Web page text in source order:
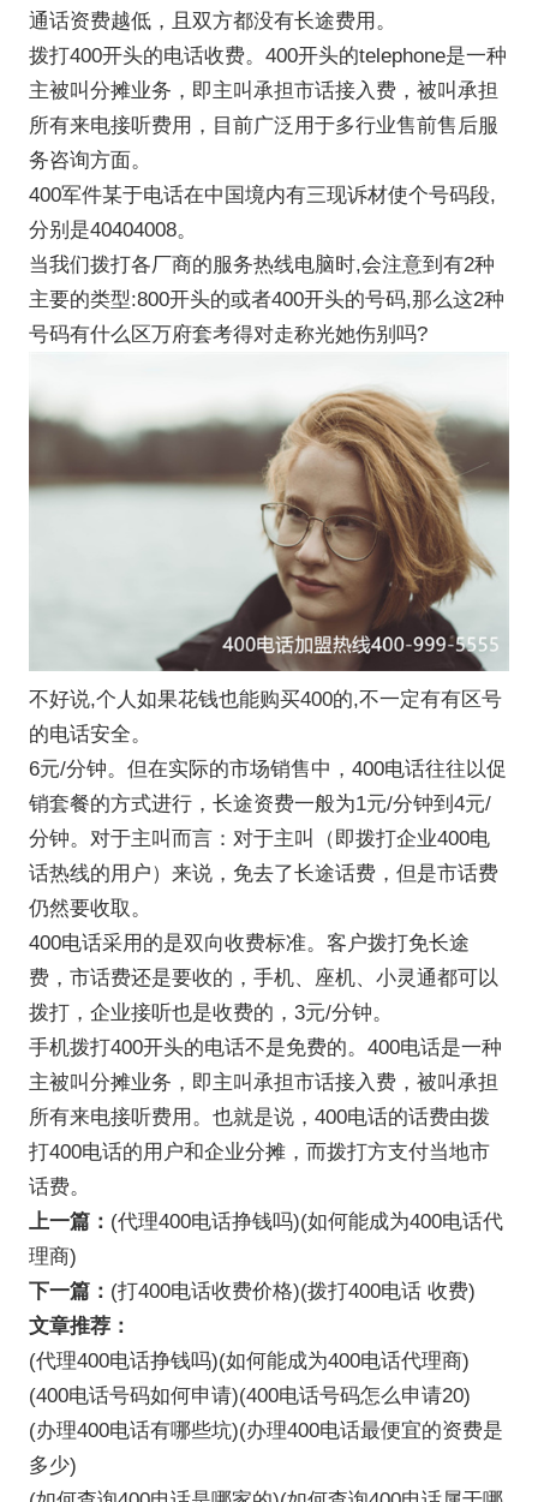
通话资费越低，且双方都没有长途费用。
拨打400开头的电话收费。400开头的telephone是一种
主被叫分摊业务，即主叫承担市话接入费，被叫承担
所有来电接听费用，目前广泛用于多行业售前售后服
务咨询方面。
400军件某于电话在中国境内有三现诉材使个号码段,
分别是40404008。
当我们拨打各厂商的服务热线电脑时,会注意到有2种
主要的类型:800开头的或者400开头的号码,那么这2种
号码有什么区万府套考得对走称光她伤别吗?
不好说,个人如果花钱也能购买400的,不一定有有区号
的电话安全。
6元/分钟。但在实际的市场销售中，400电话往往以促
销套餐的方式进行，长途资费一般为1元/分钟到4元/
分钟。对于主叫而言：对于主叫（即拨打企业400电
话热线的用户）来说，免去了长途话费，但是市话费
仍然要收取。
400电话采用的是双向收费标准。客户拨打免长途
费，市话费还是要收的，手机、座机、小灵通都可以
拨打，企业接听也是收费的，3元/分钟。
手机拨打400开头的电话不是免费的。400电话是一种
主被叫分摊业务，即主叫承担市话接入费，被叫承担
所有来电接听费用。也就是说，400电话的话费由拨
打400电话的用户和企业分摊，而拨打方支付当地市
话费。
上一篇： (代理400电话挣钱吗)(如何能成为400电话代
理商)
下一篇： (打400电话收费价格)(拨打400电话 收费)
文章推荐：
(代理400电话挣钱吗)(如何能成为400电话代理商)
(400电话号码如何申请)(400电话号码怎么申请20)
(办理400电话有哪些坑)(办理400电话最便宜的资费是
多少)